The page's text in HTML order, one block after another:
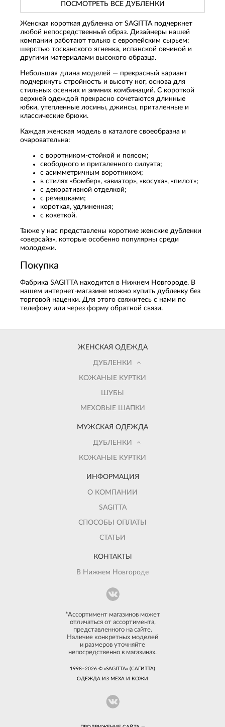
ПОСМОТРЕТЬ ВСЕ ДУБЛЕНКИ
Женская короткая дубленка от SAGITTA подчеркнет
любой непосредственный образ. Дизайнеры нашей
компании работают только с европейским сырьем:
шерстью тосканского ягненка, испанской овчиной и
другими материалами высокого образца.
Небольшая длина моделей — прекрасный вариант
подчеркнуть стройность и высоту ног, основа для
стильных осенних и зимних комбинаций. С короткой
верхней одеждой прекрасно сочетаются длинные
юбки, утепленные лосины, джинсы, приталенные и
классические брюки.
Каждая женская модель в каталоге своеобразна и
очаровательна:
с воротником-стойкой и поясом;
свободного и приталенного силуэта;
с асимметричным воротником;
в стилях «бомбер», «авиатор», «косуха», «пилот»;
с декоративной отделкой;
с ремешками;
короткая, удлиненная;
с кокеткой.
Также у нас представлены короткие женские дубленки
«оверсайз», которые особенно популярны среди
молодежи.
Покупка
Фабрика SAGITTA находится в Нижнем Новгороде. В
нашем интернет-магазине можно купить дубленку без
торговой наценки. Для этого свяжитесь с нами по
телефону или через форму обратной связи.
ЖЕНСКАЯ ОДЕЖДА
ДУБЛЕНКИ
КОЖАНЫЕ КУРТКИ
ШУБЫ
МЕХОВЫЕ ШАПКИ
МУЖСКАЯ ОДЕЖДА
ДУБЛЕНКИ
КОЖАНЫЕ КУРТКИ
ИНФОРМАЦИЯ
О КОМПАНИИ
SAGITTA
СПОСОБЫ ОПЛАТЫ
СТАТЬИ
КОНТАКТЫ
В Нижнем Новгороде
*Ассортимент магазинов может
отличаться от ассортимента,
представленного на сайте.
Наличие конкретных моделей
и размеров уточняйте
непосредственно в магазинах.
1998–2026 © «SAGITTA» (САГИТТА)
ОДЕЖДА ИЗ МЕХА И КОЖИ